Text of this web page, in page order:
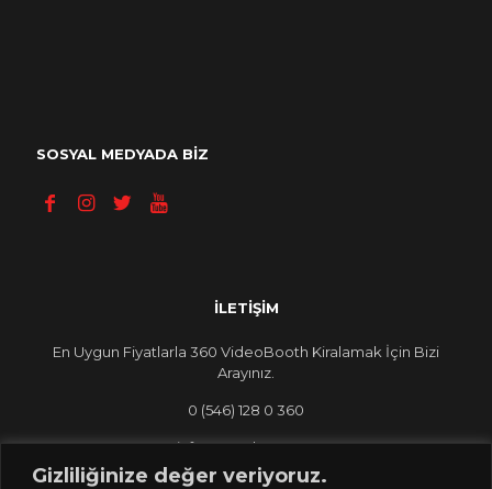
Gizliliğinize değer veriyoruz.
SOSYAL MEDYADA BİZ
İLETİŞİM
En Uygun Fiyatlarla 360 VideoBooth Kiralamak İçin Bizi
Arayınız.
0 (546) 128 0 360
info@360dans.com